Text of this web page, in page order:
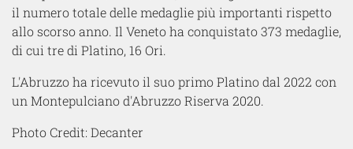
il numero totale delle medaglie più importanti rispetto
allo scorso anno. Il Veneto ha conquistato 373 medaglie,
di cui tre di Platino, 16 Ori.
L'Abruzzo ha ricevuto il suo primo Platino dal 2022 con
un Montepulciano d'Abruzzo Riserva 2020.
Photo Credit: Decanter